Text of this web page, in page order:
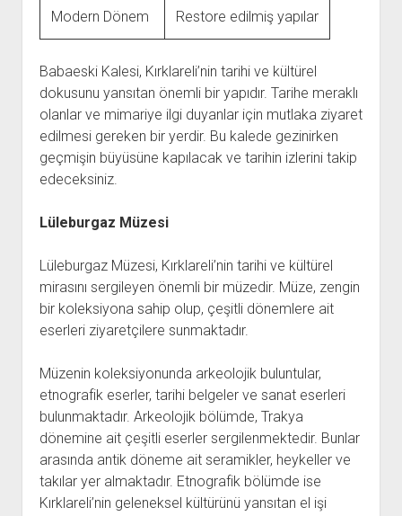
Modern Dönem Restore edilmiş yapılar
Babaeski Kalesi, Kırklareli’nin tarihi ve kültürel
dokusunu yansıtan önemli bir yapıdır. Tarihe meraklı
olanlar ve mimariye ilgi duyanlar için mutlaka ziyaret
edilmesi gereken bir yerdir. Bu kalede gezinirken
geçmişin büyüsüne kapılacak ve tarihin izlerini takip
edeceksiniz.
Lüleburgaz Müzesi
Lüleburgaz Müzesi, Kırklareli’nin tarihi ve kültürel
mirasını sergileyen önemli bir müzedir. Müze, zengin
bir koleksiyona sahip olup, çeşitli dönemlere ait
eserleri ziyaretçilere sunmaktadır.
Müzenin koleksiyonunda arkeolojik buluntular,
etnografik eserler, tarihi belgeler ve sanat eserleri
bulunmaktadır. Arkeolojik bölümde, Trakya
dönemine ait çeşitli eserler sergilenmektedir. Bunlar
arasında antik döneme ait seramikler, heykeller ve
takılar yer almaktadır. Etnografik bölümde ise
Kırklareli’nin geleneksel kültürünü yansıtan el işi